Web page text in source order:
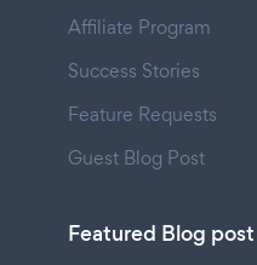
Affiliate Program
Success Stories
Feature Requests
Guest Blog Post
Featured Blog post